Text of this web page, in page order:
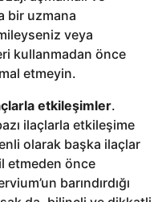
bir uzmana
veya
kullanmadan önce
etmeyin.
etkileşimler.
ilaçlarla etkileşime
olarak başka ilaçlar
etmeden önce
barındırdığı